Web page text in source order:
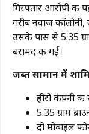
गिरफ्तार आरोपी की
गरीब नवाज
उसके पास से 5.35
बरामद की गई।
जब्त सामान में
हीरो कंपनी की
5.35 ग्राम
दो मोबाइल